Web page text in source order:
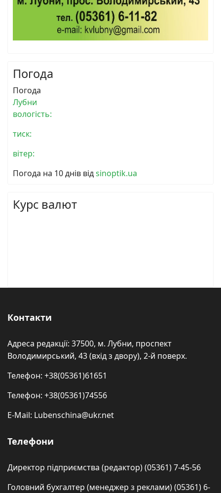
Погода
Погода
Лубни
вологість:
тиск:
вітер:
Погода на 10 днів відsinoptik.ua
Курс валют
Контакти
Адреса редакції: 37500, м. Лубни, проспект
Володимирський, 43 (вхід з двору), 2-й поверх.
Телефон: +38(05361)61651
Телефон: +38(05361)74556
E-Mail: Lubenschina@ukr.net
Телефони
Директор підприємства (редактор) (05361) 7-45-56
Головний бухгалтер (менеджер з реклами) (05361) 6-